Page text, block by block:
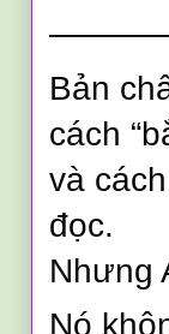
Bản
cách
và
đọc.
Nhưng
Nó